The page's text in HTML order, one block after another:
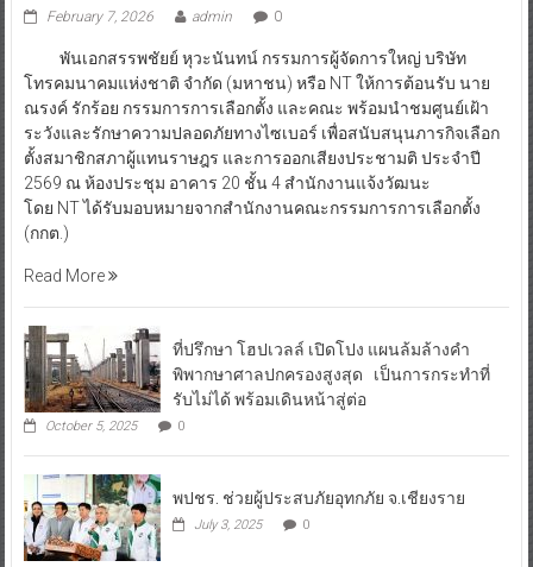
February 7, 2026 admin 0
พันเอกสรรพชัยย์ หุวะนันทน์ กรรมการผู้จัดการใหญ่ บริษัท
โทรคมนาคมแห่งชาติ จำกัด (มหาชน) หรือ NT ให้การต้อนรับ นาย
ณรงค์ รักร้อย กรรมการการเลือกตั้ง และคณะ พร้อมนำชมศูนย์เฝ้า
ระวังและรักษาความปลอดภัยทางไซเบอร์ เพื่อสนับสนุนภารกิจเลือก
ตั้งสมาชิกสภาผู้แทนราษฎร และการออกเสียงประชามติ ประจำปี
2569 ณ ห้องประชุม อาคาร 20 ชั้น 4 สำนักงานแจ้งวัฒนะ
โดย NT ได้รับมอบหมายจากสำนักงานคณะกรรมการการเลือกตั้ง
(กกต.)
Read More
ที่ปรึกษา โฮปเวลล์ เปิดโปง แผนล้มล้างคำ
พิพากษาศาลปกครองสูงสุด เป็นการกระทำที่
รับไม่ได้ พร้อมเดินหน้าสู่ต่อ
October 5, 2025 0
พปชร. ช่วยผู้ประสบภัยอุทกภัย จ.เชียงราย
July 3, 2025 0